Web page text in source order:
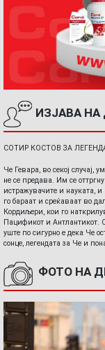
ИЗЈАВА НА
СОТИР КОСТОВ ЗА
Че Гевара, во секој случај,
не се предава. Им се
истражувачите и науката, и
го бараат и среќаваат во
Кордиљери, кои го
Пацификот и Антлантикот.
уште по сигурно е дека Че
сонце, легендата за Че и
ФОТО НА